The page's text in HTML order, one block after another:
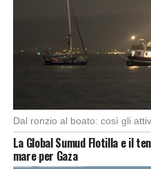
La Global Sumud Flotilla e il
mare per Gaza